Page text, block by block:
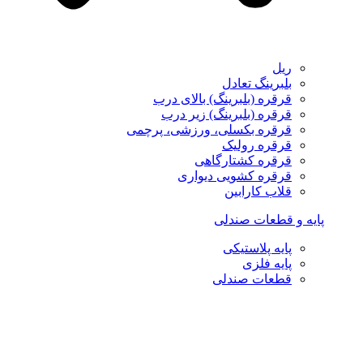
ریل
بلبرینگ تعادل
قرقره (بلبرینگ) بالای درب
قرقره (بلبرینگ) زیر درب
قرقره بکسلی، ورزشی، پرچمی
قرقره رولیک
قرقره کشتارگاهی
قرقره کشویی دیواری
قلاب کارابین
پایه و قطعات صندلی
پایه پلاستیکی
پایه فلزی
قطعات صندلی